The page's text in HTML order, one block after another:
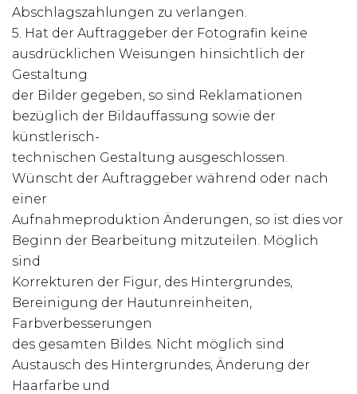
Abschlagszahlungen zu verlangen.
5. Hat der Auftraggeber der Fotografin keine
ausdrücklichen Weisungen hinsichtlich der
Gestaltung
der Bilder gegeben, so sind Reklamationen
bezüglich der Bildauffassung sowie der
künstlerisch-
technischen Gestaltung ausgeschlossen.
Wünscht der Auftraggeber während oder nach
einer
Aufnahmeproduktion Änderungen, so ist dies vor
Beginn der Bearbeitung mitzuteilen. Möglich
sind
Korrekturen der Figur, des Hintergrundes,
Bereinigung der Hautunreinheiten,
Farbverbesserungen
des gesamten Bildes. Nicht möglich sind
Austausch des Hintergrundes, Änderung der
Haarfarbe und